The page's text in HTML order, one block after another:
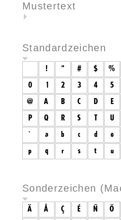
Mustertext
Standardzeichen
Sonderzeichen